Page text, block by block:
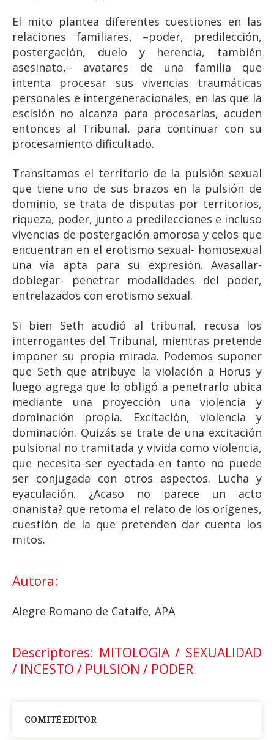
El mito plantea diferentes cuestiones en las
relaciones familiares, –poder, predilección,
postergación, duelo y herencia, también
asesinato,– avatares de una familia que
intenta procesar sus vivencias traumáticas
personales e intergeneracionales, en las que la
escisión no alcanza para procesarlas, acuden
entonces al Tribunal, para continuar con su
procesamiento dificultado.
Transitamos el territorio de la pulsión sexual
que tiene uno de sus brazos en la pulsión de
dominio, se trata de disputas por territorios,
riqueza, poder, junto a predilecciones e incluso
vivencias de postergación amorosa y celos que
encuentran en el erotismo sexual- homosexual
una vía apta para su expresión. Avasallar-
doblegar- penetrar modalidades del poder,
entrelazados con erotismo sexual.
Si bien Seth acudió al tribunal, recusa los
interrogantes del Tribunal, mientras pretende
imponer su propia mirada. Podemos suponer
que Seth que atribuye la violación a Horus y
luego agrega que lo obligó a penetrarlo ubica
mediante una proyección una violencia y
dominación propia. Excitación, violencia y
dominación. Quizás se trate de una excitación
pulsional no tramitada y vivida como violencia,
que necesita ser eyectada en tanto no puede
ser conjugada con otros aspectos. Lucha y
eyaculación. ¿Acaso no parece un acto
onanista? que retoma el relato de los orígenes,
cuestión de la que pretenden dar cuenta los
mitos.
Autora:
Alegre Romano de Cataife, APA
Descriptores: MITOLOGIA / SEXUALIDAD
/ INCESTO / PULSION / PODER
COMITÉ EDITOR